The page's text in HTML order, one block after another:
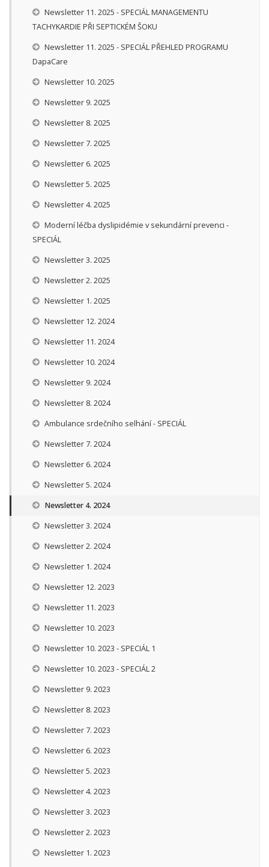
Newsletter 11. 2025 - SPECIÁL MANAGEMENTU
TACHYKARDIE PŘI SEPTICKÉM ŠOKU
Newsletter 11. 2025 - SPECIÁL PŘEHLED PROGRAMU
DapaCare
Newsletter 10. 2025
Newsletter 9. 2025
Newsletter 8. 2025
Newsletter 7. 2025
Newsletter 6. 2025
Newsletter 5. 2025
Newsletter 4. 2025
Moderní léčba dyslipidémie v sekundární prevenci -
SPECIÁL
Newsletter 3. 2025
Newsletter 2. 2025
Newsletter 1. 2025
Newsletter 12. 2024
Newsletter 11. 2024
Newsletter 10. 2024
Newsletter 9. 2024
Newsletter 8. 2024
Ambulance srdečního selhání - SPECIÁL
Newsletter 7. 2024
Newsletter 6. 2024
Newsletter 5. 2024
Newsletter 4. 2024
Newsletter 3. 2024
Newsletter 2. 2024
Newsletter 1. 2024
Newsletter 12. 2023
Newsletter 11. 2023
Newsletter 10. 2023
Newsletter 10. 2023 - SPECIÁL 1
Newsletter 10. 2023 - SPECIÁL 2
Newsletter 9. 2023
Newsletter 8. 2023
Newsletter 7. 2023
Newsletter 6. 2023
Newsletter 5. 2023
Newsletter 4. 2023
Newsletter 3. 2023
Newsletter 2. 2023
Newsletter 1. 2023